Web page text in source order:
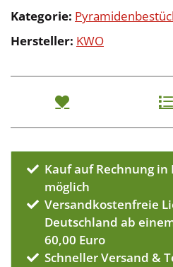
Kategorie:
Hersteller: KWO
Kauf auf Rechnung
möglich
Versandkostenfreie
Deutschland ab
60,00 Euro
Schneller Versand &